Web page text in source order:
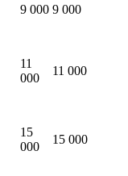
9 000 9 000
11
000
11 000
15
000
15 000